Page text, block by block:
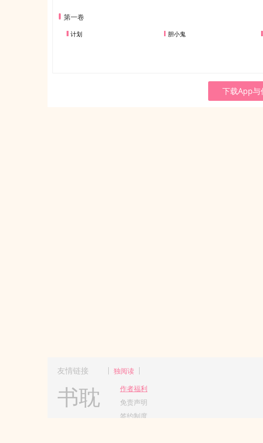
第一卷
计划 胆小鬼
下载App与
友情链接 独阅读
书耽
作者福利
免责声明
签约制度